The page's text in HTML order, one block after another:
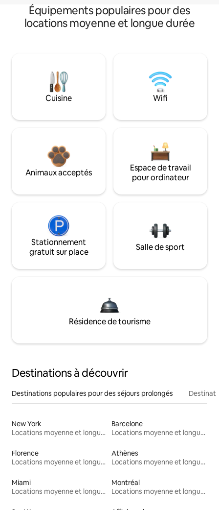
Équipements populaires pour des
locations moyenne et longue durée
Cuisine Wifi
Animaux acceptés
Espace de travail
pour ordinateur
Stationnement
gratuit sur place
Salle de sport
Résidence de tourisme
Destinations à découvrir
Destinations populaires pour des séjours prolongés
New York
Locations moyenne et longue durée
Barcelone
Locations moyenne et longue durée
Florence
Locations moyenne et longue durée
Athènes
Locations moyenne et longue durée
Miami
Locations moyenne et longue durée
Montréal
Locations moyenne et longue durée